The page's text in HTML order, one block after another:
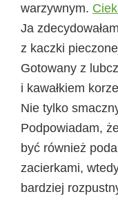
warzywnym.
Ja
z kaczki
Gotowany z
i kawałkiem
Nie tylko
Podpowiadam,
być również
zacierkami,
bardziej